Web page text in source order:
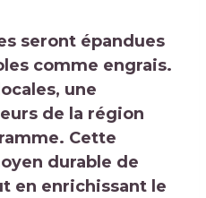
seront épandues
comme engrais.
une
de la région
Cette
durable de
en enrichissant le